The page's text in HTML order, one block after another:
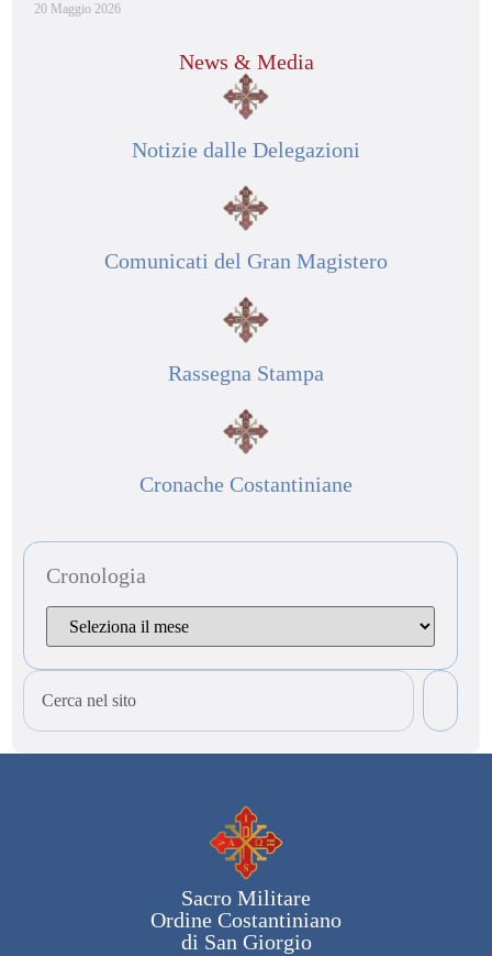
20 Maggio 2026
News & Media
Notizie dalle Delegazioni
Comunicati del Gran Magistero
Rassegna Stampa
Cronache Costantiniane
Cronologia
Sacro Militare
Ordine Costantiniano
di San Giorgio